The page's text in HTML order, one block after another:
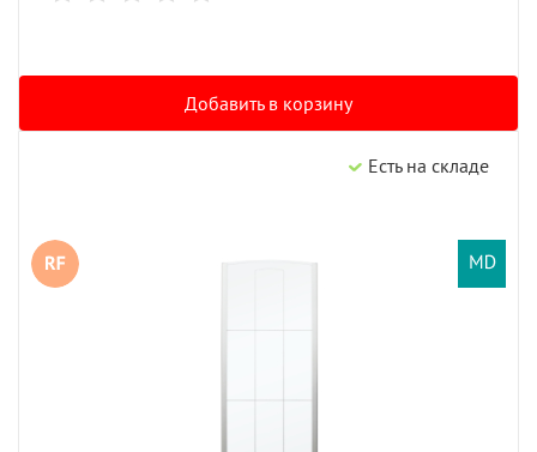
Добавить в корзину
Есть на складе